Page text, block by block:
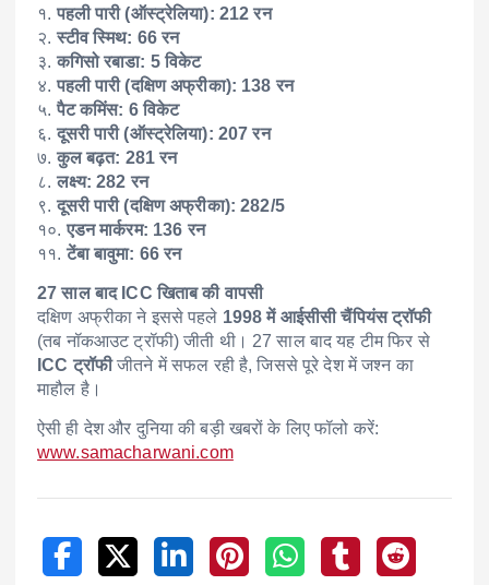
१.पहली पारी (ऑस्ट्रेलिया): 212 रन
२.स्टीव स्मिथ: 66 रन
३.कगिसो रबाडा: 5 विकेट
४.पहली पारी (दक्षिण अफ्रीका): 138 रन
५.पैट कमिंस: 6 विकेट
६.दूसरी पारी (ऑस्ट्रेलिया): 207 रन
७.कुल बढ़त: 281 रन
८.लक्ष्य: 282 रन
९.दूसरी पारी (दक्षिण अफ्रीका): 282/5
१०.एडन मार्करम: 136 रन
११.टेंबा बावुमा: 66 रन
27 साल बाद ICC खिताब की वापसी
दक्षिण अफ्रीका ने इससे पहले 1998 में आईसीसी चैंपियंस ट्रॉफी
(तब नॉकआउट ट्रॉफी) जीती थी। 27 साल बाद यह टीम फिर से
ICC ट्रॉफीजीतने में सफल रही है, जिससे पूरे देश में जश्न का
माहौल है।
ऐसी ही देश और दुनिया की बड़ी खबरों के लिए फॉलो करें:
www.samacharwani.com